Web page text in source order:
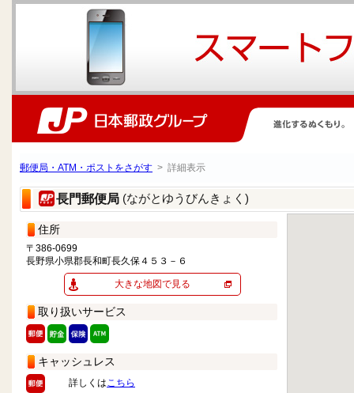
郵便局・ATM・ポストをさがす > 詳細表示
長門郵便局 (ながとゆうびんきょく)
住所
〒386-0699
長野県小県郡長和町長久保４５３－６
大きな地図で見る
取り扱いサービス
キャッシュレス
詳しくはこちら